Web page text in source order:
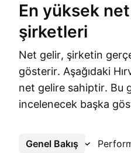
En yüksek net gelire sahip Hırvatistan
şirketleri
Net gelir, şirketin
gösterir. Aşağıdaki
net gelire sahiptir. Bu
incelenecek başka
Genel Bakış
Daha Fazla